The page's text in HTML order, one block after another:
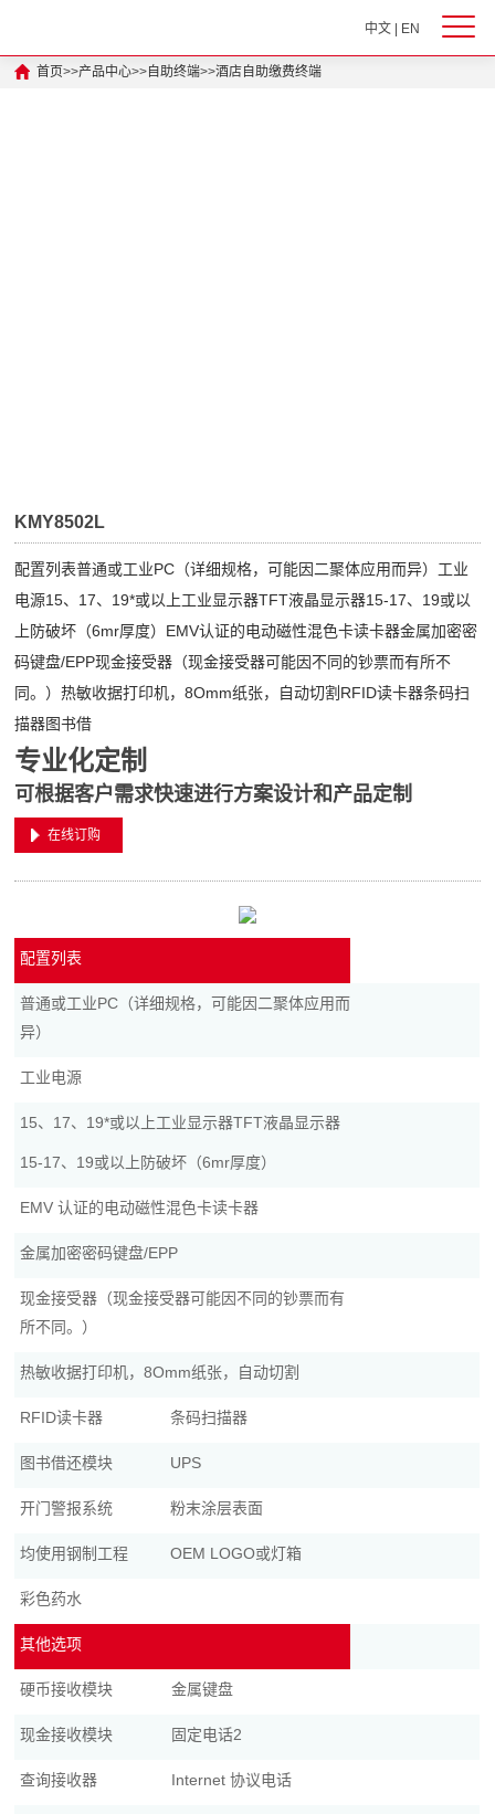
中文| EN
首页>>产品中心>>自助终端>>酒店自助缴费终端
KMY8502L
配置列表普通或工业PC（详细规格，可能因二聚体应用而异）工业
电源15、17、19*或以上工业显示器TFT液晶显示器15-17、19或以
上防破坏（6mr厚度）EMV认证的电动磁性混色卡读卡器金属加密密
码键盘/EPP现金接受器（现金接受器可能因不同的钞票而有所不
同。）热敏收据打印机，8Omm纸张，自动切割RFID读卡器条码扫
描器图书借
专业化定制
可根据客户需求快速进行方案设计和产品定制
在线订购
配置列表
普通或工业PC（详细规格，可能因二聚体应用而
异）
工业电源
15、17、19*或以上工业显示器TFT液晶显示器
15-17、19或以上防破坏（6mr厚度）
EMV 认证的电动磁性混色卡读卡器
金属加密密码键盘/EPP
现金接受器（现金接受器可能因不同的钞票而有
所不同。）
热敏收据打印机，8Omm纸张，自动切割
RFID读卡器 条码扫描器
图书借还模块 UPS
开门警报系统 粉末涂层表面
均使用钢制工程 OEM LOGO或灯箱
彩色药水
其他选项
硬币接收模块 金属键盘
现金接收模块 固定电话2
查询接收器 Internet 协议电话